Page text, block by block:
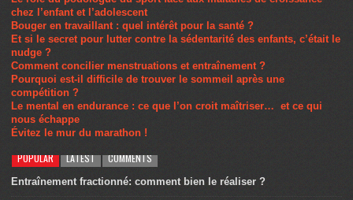
chez l’enfant et l’adolescent
Bouger en travaillant : quel intérêt pour la santé ?
Et si le secret pour lutter contre la sédentarité des enfants, c’était le
nudge ?
Comment concilier menstruations et entraînement ?
Pourquoi est-il difficile de trouver le sommeil après une
compétition ?
Le mental en endurance : ce que l’on croit maîtriser… et ce qui
nous échappe
Évitez le mur du marathon !
POPULAR LATEST COMMENTS
Entraînement fractionné: comment bien le réaliser ?